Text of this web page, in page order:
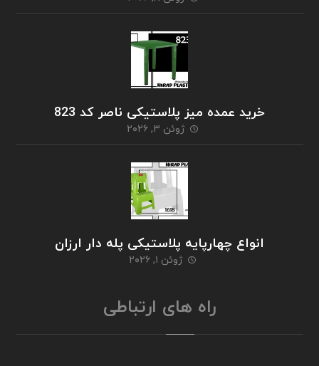
خرید عمده میز پلاستیکی ناصر کد 823
ژوئن ۳, ۲۰۲۶
انواع چهارپایه پلاستیکی پله دار ارزان
ژوئن ۱, ۲۰۲۶
راه های ارتباطی